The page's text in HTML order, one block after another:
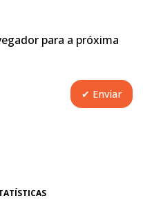
para a próxima